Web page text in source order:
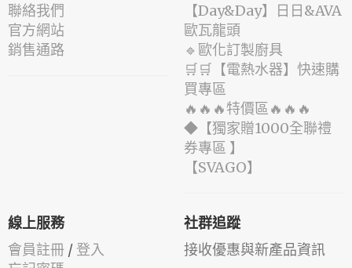
聯絡我們
官方網站
銷售通路
️【Day&Day】️日日&AVA
歐瓦龍頭
🔹歐化訂製廚具
🛒🛒【電熱水器】快速購
買專區
🔥🔥🔥特價區🔥🔥🔥
◆【獨家贈1000全聯禮
券專區 】
️【SVAGO】️
線上服務
會員註冊 / 登入
社群追蹤
接收優惠與新產品資訊